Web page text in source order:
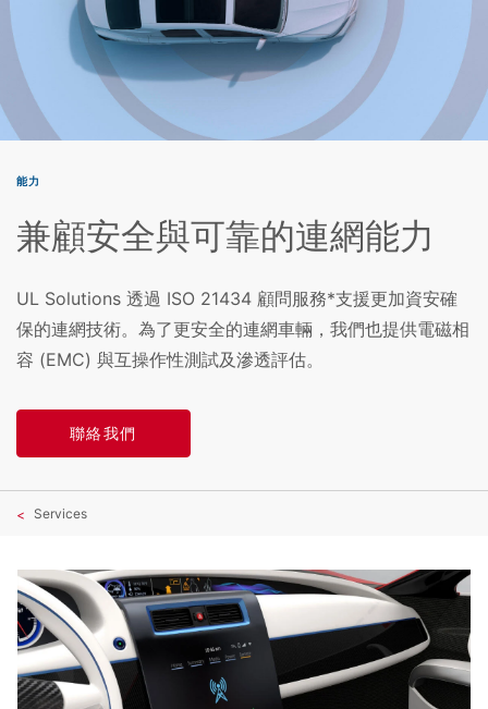
能力
兼顧安全與可靠的連網能力
UL Solutions 透過 ISO 21434 顧問服務*支援更加資安確
保的連網技術。為了更安全的連網車輛，我們也提供電磁相
容 (EMC) 與互操作性測試及滲透評估。
聯絡我們
Services